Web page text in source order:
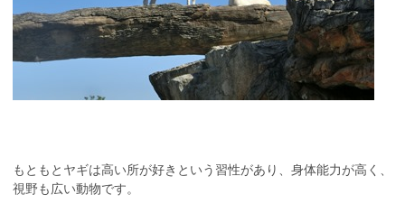
もともとヤギは高い所が好きという習性があり、身体能力が高く、
視野も広い動物です。